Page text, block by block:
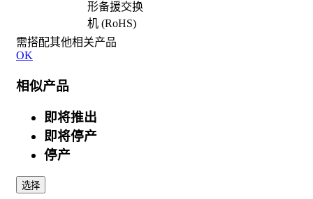
形备援交换
机 (RoHS)
需搭配其他相关产品
OK
相似产品
即将推出
即将停产
停产
选择